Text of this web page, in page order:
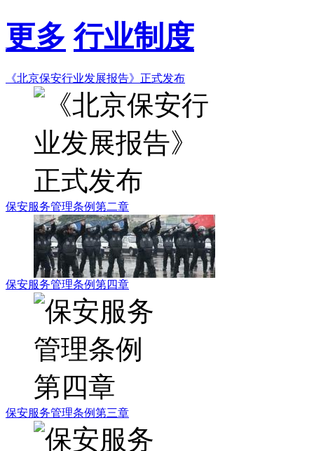
更多 行业制度
《北京保安行业发展报告》正式发布
保安服务管理条例第二章
保安服务管理条例第四章
保安服务管理条例第三章